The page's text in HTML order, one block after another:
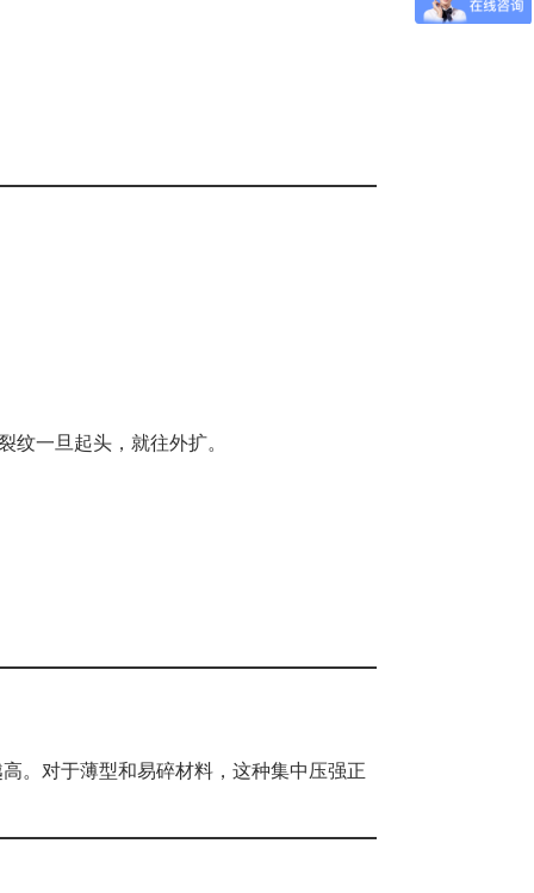
一旦起头，就往外扩。
。对于薄型和易碎材料，这种集中压强正